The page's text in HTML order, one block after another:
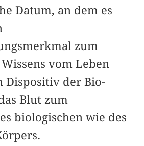
Datum, an dem es
zum
vom Leben
Dispositiv der Bio-
Blut zum
biologischen wie des